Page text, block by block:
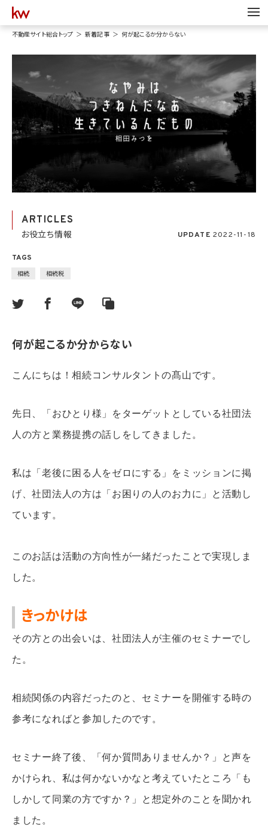
不動産サイト総合トップ 新着記事 何が起こるか分からない
ARTICLES
お役立ち情報 UPDATE 2022-11-18
TAGS
相続 相続税
何が起こるか分からない
こんにちは！相続コンサルタントの髙山です。
先日、「おひとり様」をターゲットとしている社団法
人の方と業務提携の話しをしてきました。
私は「老後に困る人をゼロにする」をミッションに掲
げ、社団法人の方は「お困りの人のお力に」と活動し
ています。
このお話は活動の方向性が一緒だったことで実現しま
した。
きっかけは
その方との出会いは、社団法人が主催のセミナーでし
た。
相続関係の内容だったのと、セミナーを開催する時の
参考になればと参加したのです。
セミナー終了後、「何か質問ありませんか？」と声を
かけられ、私は何かないかなと考えていたところ「も
しかして同業の方ですか？」と想定外のことを聞かれ
ました。